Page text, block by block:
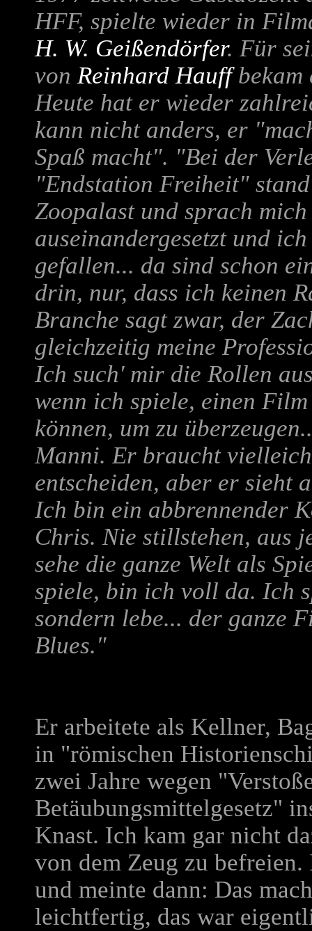
HFF, spielte wieder in
H. W. Geißendörfer. Für
von Reinhard Hauffbekam
Heute hat er wieder
kann nicht anders, er
Spaß macht". "Bei der
"Endstation Freiheit"
Zoopalast und sprach
auseinandergesetzt und
gefallen... da sind schon
drin, nur, dass ich keinen
Branche sagt zwar, der
gleichzeitig meine
Ich such' mir die Rollen
wenn ich spiele, einen
können, um zu
Manni. Er braucht
entscheiden, aber er sieht
Ich bin ein abbrennender
Chris. Nie stillstehen, aus
sehe die ganze Welt als
spiele, bin ich voll da. Ich
sondern lebe... der ganze
Blues."
Er arbeitete als Kellner,
in "römischen
zwei Jahre wegen
Betäubungsmittelgesetz"
Knast. Ich kam gar nicht
von dem Zeug zu
und meinte dann: Das
leichtfertig, das war